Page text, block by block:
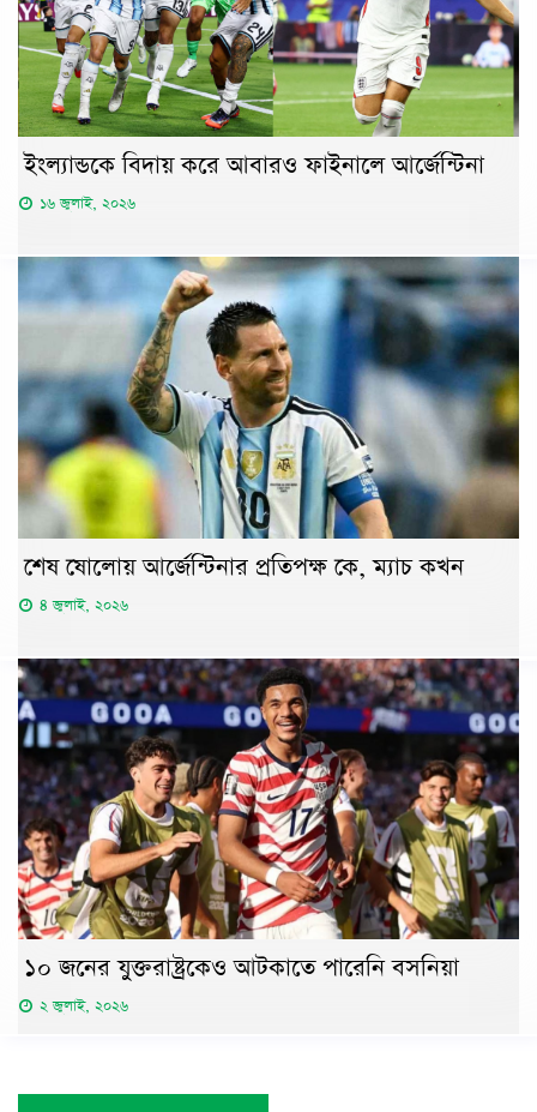
ইংল্যান্ডকে বিদায় করে আবারও ফাইনালে আর্জেন্টিনা
১৬ জুলাই, ২০২৬
শেষ ষোলোয় আর্জেন্টিনার প্রতিপক্ষ কে, ম্যাচ কখন
৪ জুলাই, ২০২৬
১০ জনের যুক্তরাষ্ট্রকেও আটকাতে পারেনি বসনিয়া
২ জুলাই, ২০২৬